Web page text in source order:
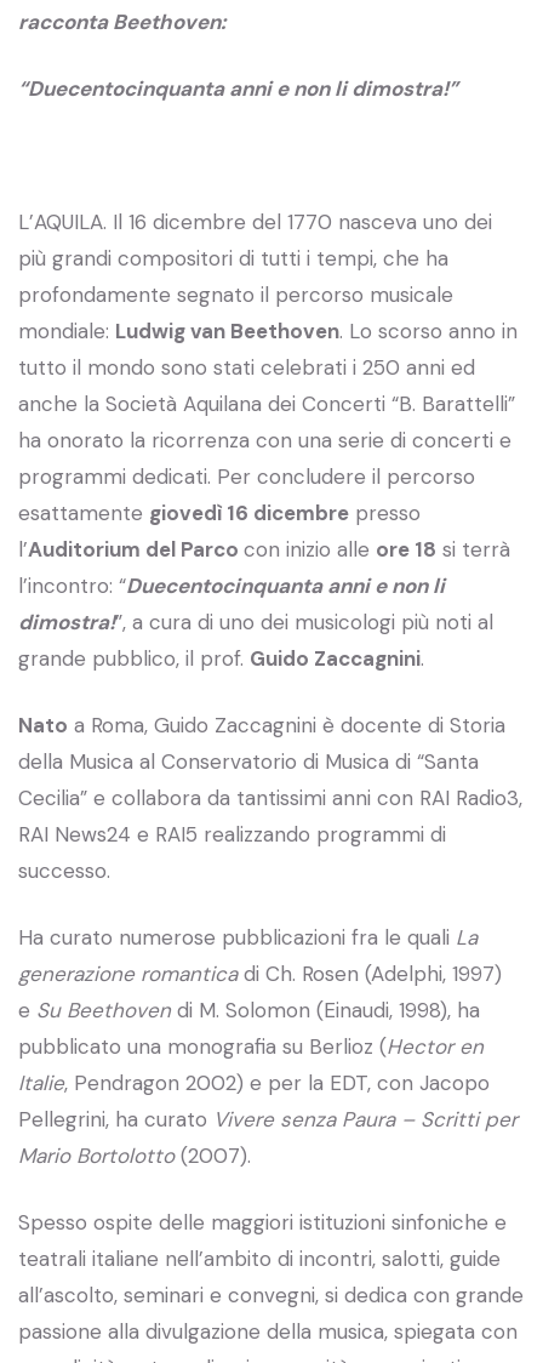
racconta Beethoven:
“Duecentocinquanta anni e non li dimostra!”
L’AQUILA. Il 16 dicembre del 1770 nasceva uno dei
più grandi compositori di tutti i tempi, che ha
profondamente segnato il percorso musicale
mondiale: Ludwig van Beethoven. Lo scorso anno in
tutto il mondo sono stati celebrati i 250 anni ed
anche la Società Aquilana dei Concerti “B. Barattelli”
ha onorato la ricorrenza con una serie di concerti e
programmi dedicati. Per concludere il percorso
esattamente giovedì 16 dicembre presso
l’Auditorium del Parco con inizio alle ore 18 si terrà
l’incontro: “Duecentocinquanta anni e non li
dimostra!”, a cura di uno dei musicologi più noti al
grande pubblico, il prof. Guido Zaccagnini.
Nato a Roma, Guido Zaccagnini è docente di Storia
della Musica al Conservatorio di Musica di “Santa
Cecilia” e collabora da tantissimi anni con RAI Radio3,
RAI News24 e RAI5 realizzando programmi di
successo.
Ha curato numerose pubblicazioni fra le quali La
generazione romanticadi Ch. Rosen (Adelphi, 1997)
e Su Beethoven di M. Solomon (Einaudi, 1998), ha
pubblicato una monografia su Berlioz (Hector en
Italie, Pendragon 2002) e per la EDT, con Jacopo
Pellegrini, ha curato Vivere senza Paura – Scritti per
Mario Bortolotto(2007).
Spesso ospite delle maggiori istituzioni sinfoniche e
teatrali italiane nell’ambito di incontri, salotti, guide
all’ascolto, seminari e convegni, si dedica con grande
passione alla divulgazione della musica, spiegata con